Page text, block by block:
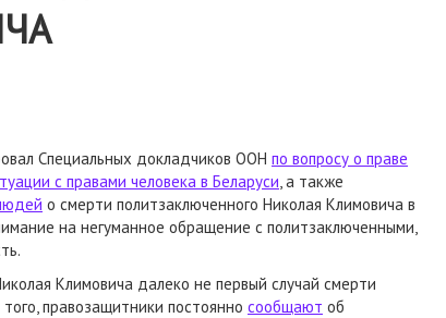
Специальных докладчиков ООН по вопросу о праве
с правами человека в Беларуси, а также
о смерти политзаключенного Николая Климовича в
на негуманное обращение с политзаключенными,
Климовича далеко не первый случай смерти
правозащитники постоянно сообщают об